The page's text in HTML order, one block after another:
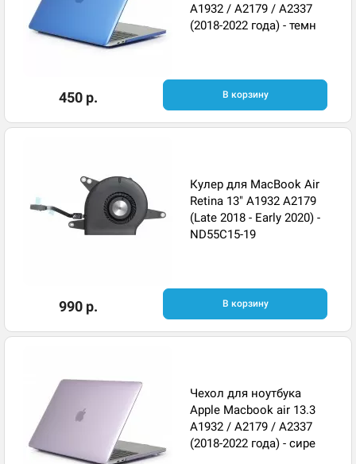
A1932 / A2179 / A2337
(2018-2022 года) - темн
450 р. В корзину
Кулер для MacBook Air
Retina 13" A1932 A2179
(Late 2018 - Early 2020) -
ND55C15-19
990 р. В корзину
Чехол для ноутбука
Apple Macbook air 13.3
A1932 / A2179 / A2337
(2018-2022 года) - сире